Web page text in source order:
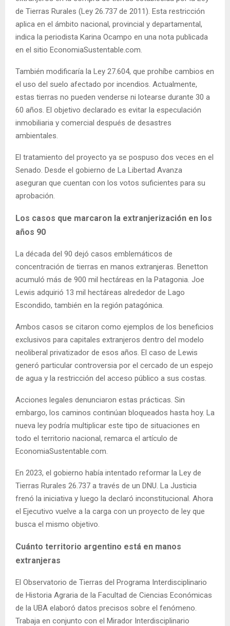
de Tierras Rurales (Ley 26.737 de 2011). Esta restricción
aplica en el ámbito nacional, provincial y departamental,
indica la periodista Karina Ocampo en una nota publicada
en el sitio EconomiaSustentable.com.
También modificaría la Ley 27.604, que prohíbe cambios en
el uso del suelo afectado por incendios. Actualmente,
estas tierras no pueden venderse ni lotearse durante 30 a
60 años. El objetivo declarado es evitar la especulación
inmobiliaria y comercial después de desastres
ambientales.
El tratamiento del proyecto ya se pospuso dos veces en el
Senado. Desde el gobierno de La Libertad Avanza
aseguran que cuentan con los votos suficientes para su
aprobación.
Los casos que marcaron la extranjerización en los
años 90
La década del 90 dejó casos emblemáticos de
concentración de tierras en manos extranjeras. Benetton
acumuló más de 900 mil hectáreas en la Patagonia. Joe
Lewis adquirió 13 mil hectáreas alrededor de Lago
Escondido, también en la región patagónica.
Ambos casos se citaron como ejemplos de los beneficios
exclusivos para capitales extranjeros dentro del modelo
neoliberal privatizador de esos años. El caso de Lewis
generó particular controversia por el cercado de un espejo
de agua y la restricción del acceso público a sus costas.
Acciones legales denunciaron estas prácticas. Sin
embargo, los caminos continúan bloqueados hasta hoy. La
nueva ley podría multiplicar este tipo de situaciones en
todo el territorio nacional, remarca el artículo de
EconomiaSustentable.com.
En 2023, el gobierno había intentado reformar la Ley de
Tierras Rurales 26.737 a través de un DNU. La Justicia
frenó la iniciativa y luego la declaró inconstitucional. Ahora
el Ejecutivo vuelve a la carga con un proyecto de ley que
busca el mismo objetivo.
Cuánto territorio argentino está en manos
extranjeras
El Observatorio de Tierras del Programa Interdisciplinario
de Historia Agraria de la Facultad de Ciencias Económicas
de la UBA elaboró datos precisos sobre el fenómeno.
Trabaja en conjunto con el Mirador Interdisciplinario